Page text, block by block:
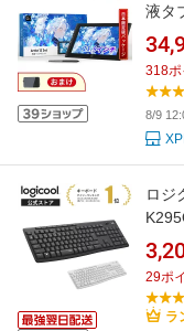
液タ
ンタ
スタ
12サ
318ポ
8/9
ロジ
証
29ポ
ラ